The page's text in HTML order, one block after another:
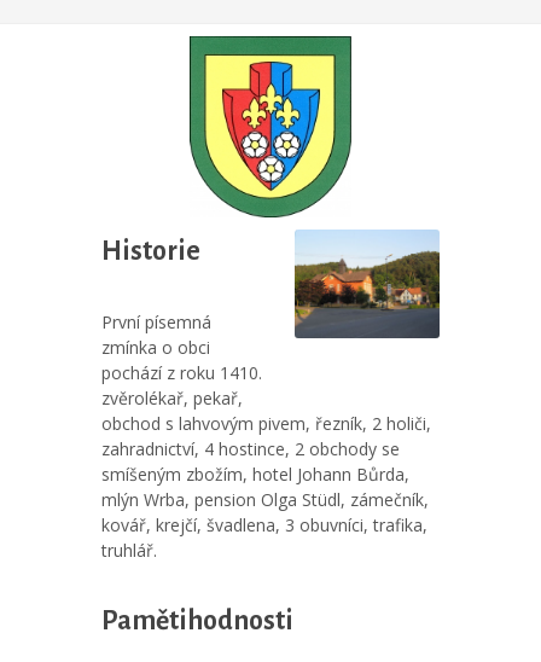
Historie
První písemná
zmínka o obci
pochází z roku 1410.
zvěrolékař, pekař,
obchod s lahvovým pivem, řezník, 2 holiči,
zahradnictví, 4 hostince, 2 obchody se
smíšeným zbožím, hotel Johann Bůrda,
mlýn Wrba, pension Olga Stüdl, zámečník,
kovář, krejčí, švadlena, 3 obuvníci, trafika,
truhlář.
Pamětihodnosti